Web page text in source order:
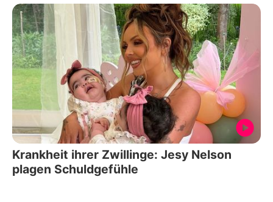
Krankheit ihrer Zwillinge: Jesy Nelson
plagen Schuldgefühle